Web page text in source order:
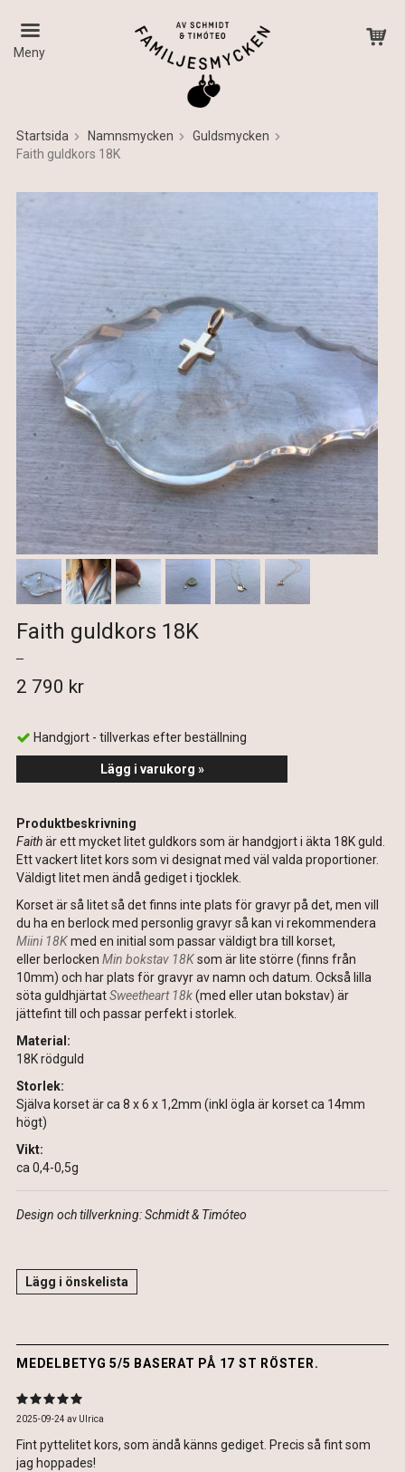
Meny
Produkten har blivit tillagd i varukorgen
Startsida Namnsmycken
Guldsmycken
Faith guldkors 18K
Faith guldkors 18K
2 790 kr
Handgjort - tillverkas efter beställning
Lägg i varukorg »
Produktbeskrivning
Faithär ett mycket litet guldkors som är handgjort i äkta 18K guld.
Ett vackert litet kors som vi designat med väl valda proportioner.
Väldigt litet men ändå gediget i tjocklek.
Korset är så litet så det finns inte plats för gravyr på det, men vill
du ha en berlock med personlig gravyr så kan vi rekommendera
Miini 18Kmed en initial som passar väldigt bra till korset,
eller berlocken Min bokstav 18Ksom är lite större (finns från
10mm) och har plats för gravyr av namn och datum. Också lilla
söta guldhjärtatSweetheart 18k(med eller utan bokstav) är
jättefint till och passar perfekt i storlek.
Material:
18K rödguld
Storlek:
Själva korset är ca 8 x 6 x 1,2mm (inkl ögla är korset ca 14mm
högt)
Vikt:
ca 0,4-0,5g
Design och tillverkning:Schmidt & Timóteo
Lägg i önskelista
MEDELBETYG 5/5 BASERAT PÅ 17 ST RÖSTER.
2025-09-24 av Ulrica
Fint pyttelitet kors, som ändå känns gediget. Precis så fint som
jag hoppades!